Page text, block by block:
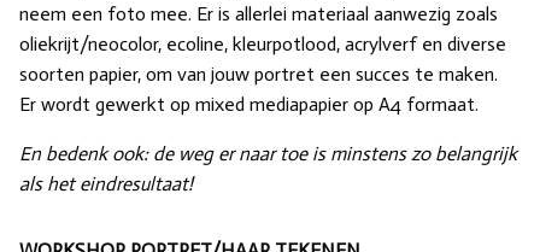
neem een foto mee. Er is allerlei materiaal aanwezig zoals
oliekrijt/neocolor, ecoline, kleurpotlood, acrylverf en diverse
soorten papier, om van jouw portret een succes te maken.
Er wordt gewerkt op mixed mediapapier op A4 formaat.
En bedenk ook: de weg er naar toe is minstens zo belangrijk
als het eindresultaat!